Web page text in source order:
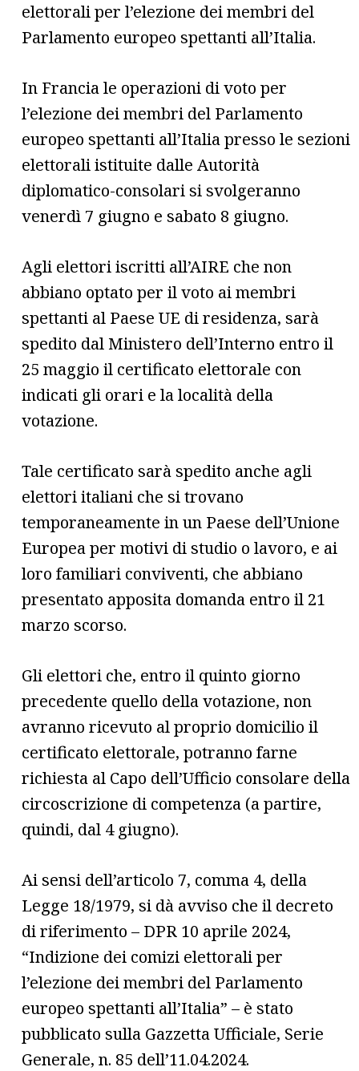
elettorali per l’elezione dei membri del
Parlamento europeo spettanti all’Italia.
In Francia le operazioni di voto per
l’elezione dei membri del Parlamento
europeo spettanti all’Italia presso le sezioni
elettorali istituite dalle Autorità
diplomatico-consolari si svolgeranno
venerdì 7 giugno e sabato 8 giugno.
Agli elettori iscritti all’AIRE che non
abbiano optato per il voto ai membri
spettanti al Paese UE di residenza, sarà
spedito dal Ministero dell’Interno entro il
25 maggio il certificato elettorale con
indicati gli orari e la località della
votazione.
Tale certificato sarà spedito anche agli
elettori italiani che si trovano
temporaneamente in un Paese dell’Unione
Europea per motivi di studio o lavoro, e ai
loro familiari conviventi, che abbiano
presentato apposita domanda entro il 21
marzo scorso.
Gli elettori che, entro il quinto giorno
precedente quello della votazione, non
avranno ricevuto al proprio domicilio il
certificato elettorale, potranno farne
richiesta al Capo dell’Ufficio consolare della
circoscrizione di competenza (a partire,
quindi, dal 4 giugno).
Ai sensi dell’articolo 7, comma 4, della
Legge 18/1979, si dà avviso che il decreto
di riferimento – DPR 10 aprile 2024,
“Indizione dei comizi elettorali per
l’elezione dei membri del Parlamento
europeo spettanti all’Italia” – è stato
pubblicato sulla Gazzetta Ufficiale, Serie
Generale, n. 85 dell’11.04.2024.